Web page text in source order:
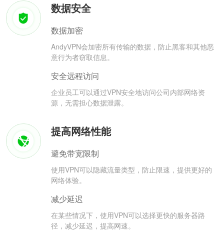
数据安全
数据加密
AndyVPN会加密所有传输的数据，防止黑客和其他恶
意行为者窃取信息。
安全远程访问
企业员工可以通过VPN安全地访问公司内部网络资
源，无需担心数据泄露。
提高网络性能
避免带宽限制
使用VPN可以隐藏流量类型，防止限速，提供更好的
网络体验。
减少延迟
在某些情况下，使用VPN可以选择更快的服务器路
径，减少延迟，提高网速。